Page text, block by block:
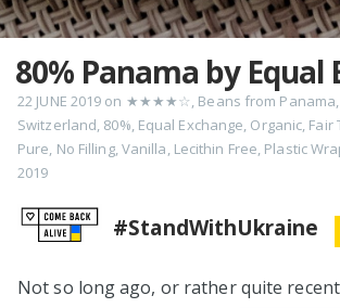
80% Panama by Equal
22 JUNE 2019 on ★★★★☆, Beans from Panama,
Switzerland, 80%, Equal Exchange, Organic, Fair
Pure, No Filling,Vanilla, Lecithin Free, Plastic
2019
#StandWithUkraine
Not so long ago, or rather quite